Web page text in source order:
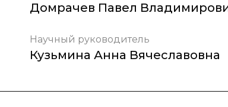
Домрачев Павел
Научный руководитель
Кузьмина Анна Вячеславовна